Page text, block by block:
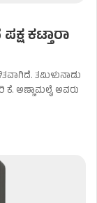
ಕಟ್ತಾರಾ
ತಮಿಳುನಾಡು
ಅಣ್ಣಾಮಲೈ ಅವರು